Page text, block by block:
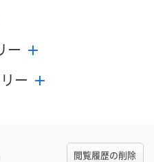
ー
ー
閲覧履歴の削除